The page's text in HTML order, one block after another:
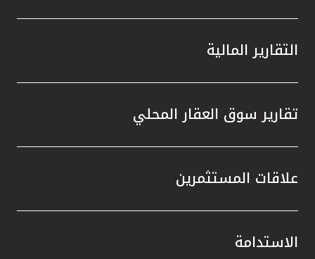
التقارير المالية
تقارير سوق العقار المحلي
علاقات المستثمرين
الاستدامة